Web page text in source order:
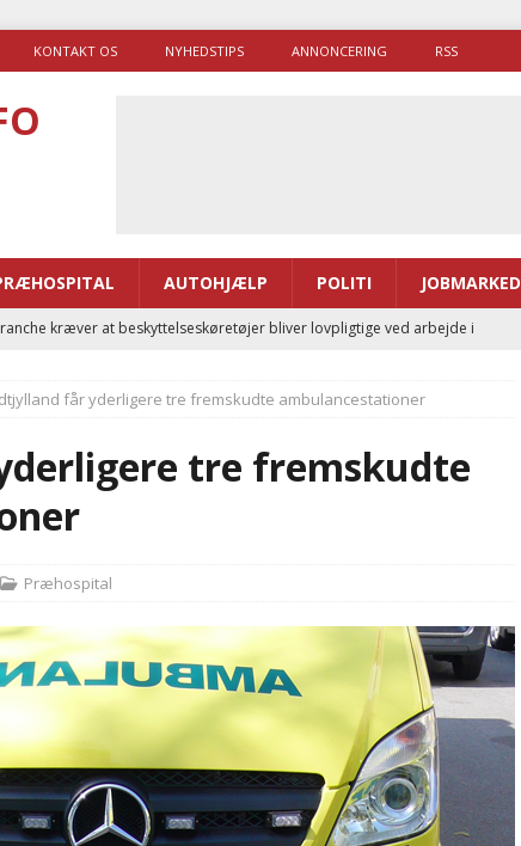
KONTAKT OS NYHEDSTIPS ANNONCERING RSS
AUTOHJÆLP POLITI JOBMARKED
kræver at beskyttelseskøretøjer bliver lovpligtige ved arbejde i
gennemsnitlige responstid steg med 9 sekunder i 2025
Udløb af sygetransporttilladelser kan sende 400.000 kørsler over
Ny ambulance og el-sygetransportvogn til Samsø
får yderligere tre fremskudte ambulancestationer
tre fremskudte
Præhospital